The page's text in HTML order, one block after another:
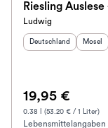
Riesling
Ludwig
Herkunftsland
Deutschland Mosel
19,95 €
0.38 l (53.20 € / 1 Liter)
Lebensmittelangaben